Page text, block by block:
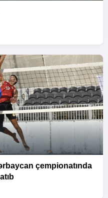
çempionatında